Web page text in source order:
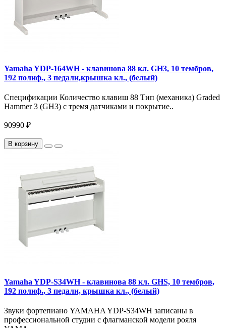
Yamaha YDP-164WH - клавинова 88 кл. GH3, 10 тембров,
192 полиф., 3 педали,крышка кл., (белый)
Спецификации Количество клавиш 88 Тип (механика) Graded
Hammer 3 (GH3) с тремя датчиками и покрытие..
90990 ₽
В корзину
Yamaha YDP-S34WH - клавинова 88 кл. GHS, 10 тембров,
192 полиф., 3 педали, крышка кл., (белый)
Звуки фортепиано YAMAHA YDP-S34WH записаны в
профессиональной студии с флагманской модели рояля